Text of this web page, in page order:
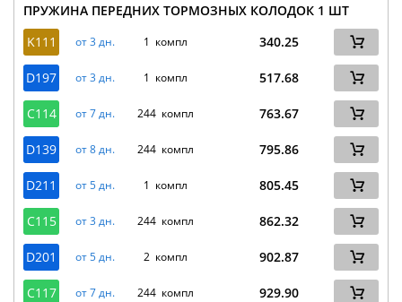
ПРУЖИНА ПЕРЕДНИХ ТОРМОЗНЫХ КОЛОДОК 1 ШТ
K111
от 3 дн. 1 компл 340.25
D197 от 3 дн. 1 компл 517.68
C114 от 7 дн. 244 компл 763.67
D139 от 8 дн. 244 компл 795.86
D211 от 5 дн. 1 компл 805.45
C115 от 3 дн. 244 компл 862.32
D201 от 5 дн. 2 компл 902.87
C117 от 7 дн. 244 компл 929.90